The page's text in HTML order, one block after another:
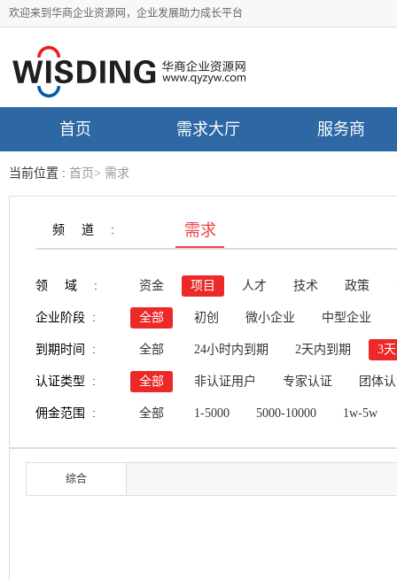
欢迎来到华商企业资源网，企业发展助力成长平台
首页 需求大厅 服务商
当前位置 : 首页 > 需求
频道: 需求
领域: 资金 项目 人才 技术 政策
企业阶段 : 全部 初创 微小企业 中型企业
到期时间 : 全部 24小时内到期 2天内到期 3
认证类型 : 全部 非认证用户 专家认证 团体
佣金范围 : 全部 1-5000 5000-10000 1w-5w
综合